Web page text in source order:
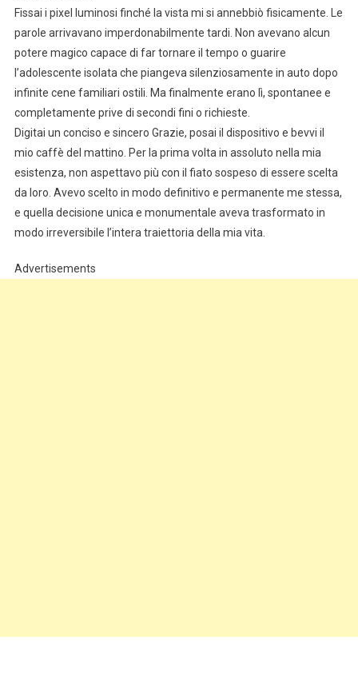
Fissai i pixel luminosi finché la vista mi si annebbiò fisicamente. Le
parole arrivavano imperdonabilmente tardi. Non avevano alcun
potere magico capace di far tornare il tempo o guarire
l’adolescente isolata che piangeva silenziosamente in auto dopo
infinite cene familiari ostili. Ma finalmente erano lì, spontanee e
completamente prive di secondi fini o richieste.
Digitai un conciso e sincero Grazie, posai il dispositivo e bevvi il
mio caffè del mattino. Per la prima volta in assoluto nella mia
esistenza, non aspettavo più con il fiato sospeso di essere scelta
da loro. Avevo scelto in modo definitivo e permanente me stessa,
e quella decisione unica e monumentale aveva trasformato in
modo irreversibile l’intera traiettoria della mia vita.
Advertisements